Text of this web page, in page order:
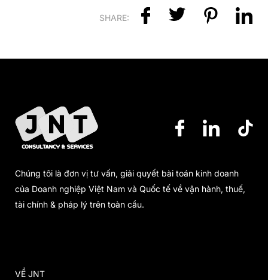
SHARE:
Chúng tôi là đơn vị tư vấn, giải quyết bài toán kinh doanh
của Doanh nghiệp Việt Nam và Quốc tế về vận hành, thuế,
tài chính & pháp lý trên toàn cầu.
VỀ JNT